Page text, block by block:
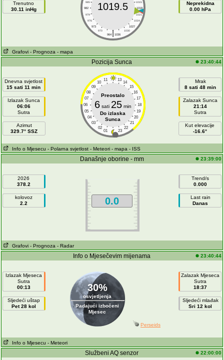
Trenutno
30.11 inHg
985
1015
982
1018
979
1021
976
1024
973
1027
970
1030
|
964 1036
1019.5
Neprekidna
0.00 hPa
Grafovi - Prognoza - mapa
Pozicija Sunca 23:40:44
Dnevna svjetlost
15 sati 11 min
Izlazak Sunca
06:06
Sutra
Azimut
329.7° SSZ
11 13
10
14
09
15
08
16
07
17
06
18
05
19
04
20
03
21
02
22
01 23
Preostalo
6sati 25min
Do izlaska
Sunca
Mrak
8 sati 48 min
Zalazak Sunca
21:14
Sutra
Kut elevacije
-16.6°
Info o Mjesecu - Polarna svjetlost - Meteori - mapa - ISS
Današnje oborine - mm 23:39:00
2026
378.2
kolovoz
2.2
0.0
Trend/s
0.000
Last rain
Danas
Grafovi - Prognoza - Radar
Info o Mjesečevim mijenama 23:40:44
Izlazak Mjeseca
Sutra
00:13
Sljedeći uštap
Pet 28 kol
30%
osvjetljenja
Padajući izbočeni
Mjesec
Zalazak Mjeseca
Sutra
18:37
Sljedeći mlađak
Sri 12 kol
Perseids
Info o Mjesecu - Meteori
Službeni AQ senzor 22:00:00